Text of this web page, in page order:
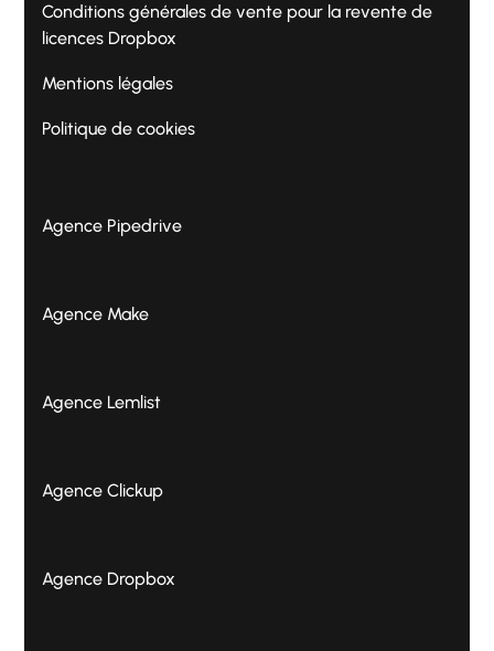
Conditions générales de vente pour la revente de
licences Dropbox
Mentions légales
Politique de cookies
Agence Pipedrive
Agence Make
Agence Lemlist
Agence Clickup
Agence Dropbox